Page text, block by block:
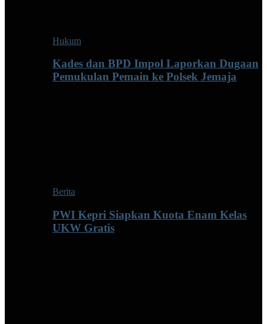
Hukum
Kades dan BPD Impol Laporkan Dugaan
Pemukulan Pemain ke Polsek Jemaja
Berita
PWI Kepri Siapkan Kuota Enam Kelas
UKW Gratis